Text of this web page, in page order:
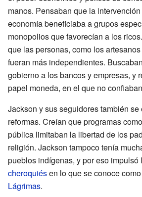
manos. Pensaban que la
economía beneficiaba a grupos
monopolios que favorecían a los
que las personas, como los
fueran más independientes.
gobierno a los bancos y empresas, y
papel moneda, en el que no
Jackson y sus seguidores también
reformas. Creían que programas
pública limitaban la libertad de los
religión. Jackson tampoco tenía
pueblos indígenas, y por eso
cheroquiésen lo que se conoce
Lágrimas.